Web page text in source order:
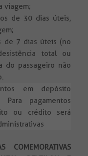
viagem;
de 30 dias úteis,
de 7 dias úteis (no
total ou
do passageiro não
em depósito
pagamentos
ou crédito será
COMEMORATIVAS